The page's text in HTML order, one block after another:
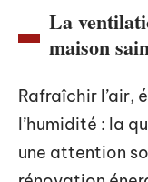
La
maison
Rafraîchir l’air,
l’humidité : la
une attention